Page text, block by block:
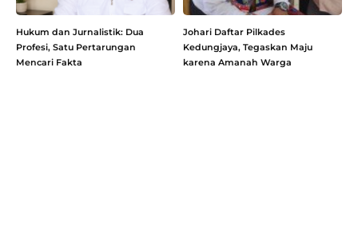
Hukum dan Jurnalistik: Dua
Profesi, Satu Pertarungan
Mencari Fakta
Johari Daftar Pilkades
Kedungjaya, Tegaskan Maju
karena Amanah Warga